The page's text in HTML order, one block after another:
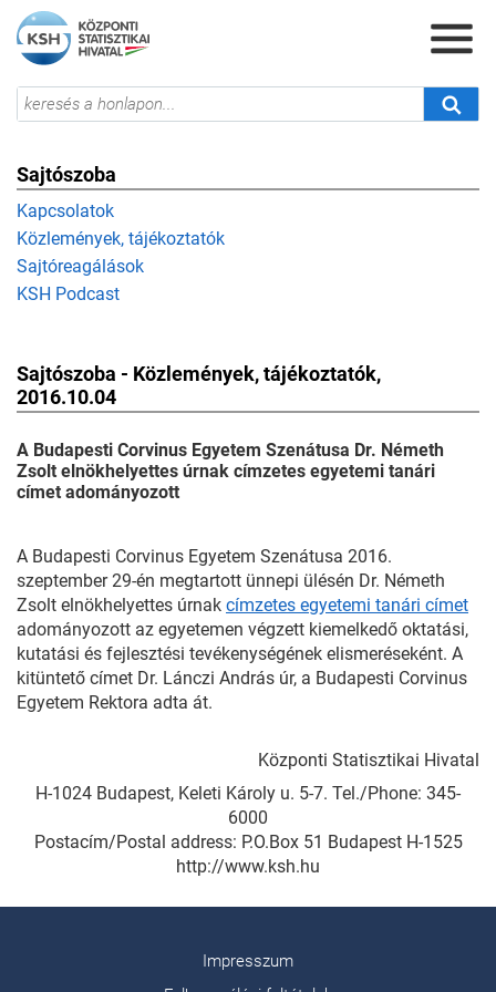
Sajtószoba
Kapcsolatok
Közlemények, tájékoztatók
Sajtóreagálások
KSH Podcast
Sajtószoba - Közlemények, tájékoztatók,
2016.10.04
A Budapesti Corvinus Egyetem Szenátusa Dr. Németh
Zsolt elnökhelyettes úrnak címzetes egyetemi tanári
címet adományozott
A Budapesti Corvinus Egyetem Szenátusa 2016.
szeptember 29-én megtartott ünnepi ülésén Dr. Németh
Zsolt elnökhelyettes úrnak címzetes egyetemi tanári címet
adományozott az egyetemen végzett kiemelkedő oktatási,
kutatási és fejlesztési tevékenységének elismeréseként. A
kitüntető címet Dr. Lánczi András úr, a Budapesti Corvinus
Egyetem Rektora adta át.
Központi Statisztikai Hivatal
H-1024 Budapest, Keleti Károly u. 5-7. Tel./Phone: 345-
6000
Postacím/Postal address: P.O.Box 51 Budapest H-1525
http://www.ksh.hu
Impresszum